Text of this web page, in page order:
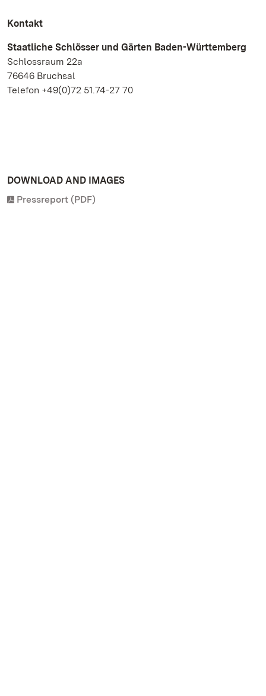
Kontakt
Staatliche Schlösser und Gärten Baden-Württemberg
Schlossraum 22a
76646 Bruchsal
Telefon +49(0)72 51.74-27 70
DOWNLOAD AND IMAGES
Pressreport (PDF)